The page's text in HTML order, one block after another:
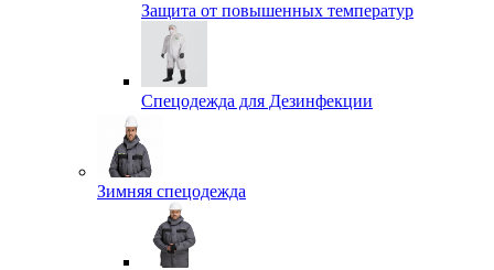
Защита от повышенных температур
Спецодежда для Дезинфекции
Зимняя спецодежда